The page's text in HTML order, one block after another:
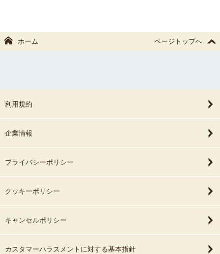
ホーム ページトップへ
利用規約
企業情報
プライバシーポリシー
クッキーポリシー
キャンセルポリシー
カスタマーハラスメントに対する基本指針